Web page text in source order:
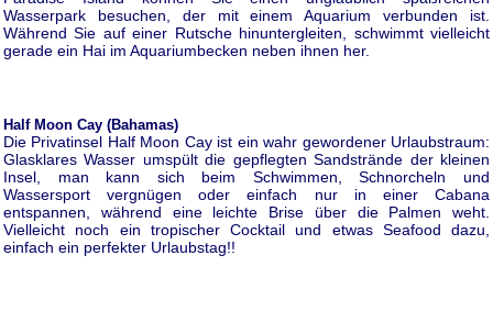
Wasserpark besuchen, der mit einem Aquarium verbunden ist.
Während Sie auf einer Rutsche hinuntergleiten, schwimmt vielleicht
gerade ein Hai im Aquariumbecken neben ihnen her.
Half Moon Cay (Bahamas)
Die Privatinsel Half Moon Cay ist ein wahr gewordener Urlaubstraum:
Glasklares Wasser umspült die gepflegten Sandstrände der kleinen
Insel, man kann sich beim Schwimmen, Schnorcheln und
Wassersport vergnügen oder einfach nur in einer Cabana
entspannen, während eine leichte Brise über die Palmen weht.
Vielleicht noch ein tropischer Cocktail und etwas Seafood dazu,
einfach ein perfekter Urlaubstag!!